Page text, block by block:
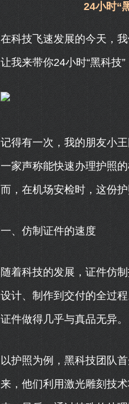
24小时“
在科技飞速发展的今天，
让我来带你24小时“黑科技
记得有一次，我的朋友小
一家声称能快速办理护照
而，在机场安检时，这份
一、仿制证件的速度
随着科技的发展，证件仿
设计、制作到交付的全过
证件做得几乎与真品无异。
以护照为例，黑科技团队
来，他们利用激光雕刻技